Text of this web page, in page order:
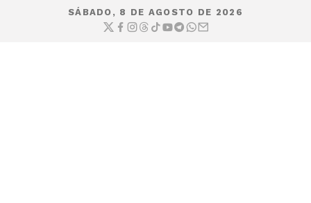
SÁBADO, 8 DE AGOSTO DE 2026